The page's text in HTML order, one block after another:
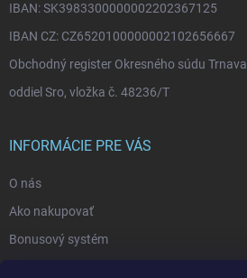
IBAN: SK3983300000002202367125
IBAN CZ: CZ6520100000002102656667
Obchodný register Okresného súdu Trnava
oddiel Sro, vložka č. 48236/T
INFORMÁCIE PRE VÁS
O nás
Ako nakupovať
Bonusový systém